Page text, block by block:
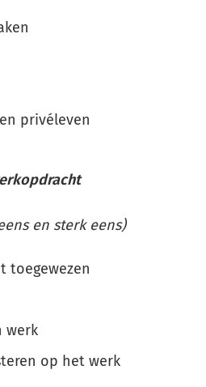
privéleven
en sterk eens)
toegewezen
werk
op het werk